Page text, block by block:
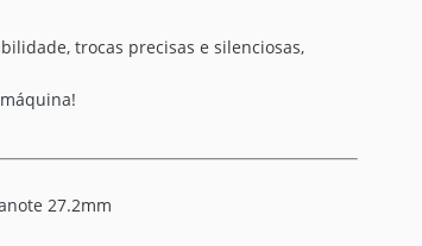
trocas precisas e silenciosas,
27.2mm